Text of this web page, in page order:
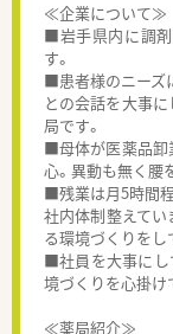
≪企業について≫
■岩手県内に調
す。
■患者様のニーズ
との会話を大事
局です。
■母体が医薬品卸
心。異動も無く腰
■残業は月5時間
社内体制整えてい
る環境づくりをし
■社員を大事にし
境づくりを心掛け
≪薬局紹介≫